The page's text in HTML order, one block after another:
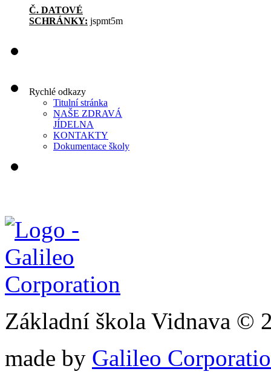
Č. DATOVÉ
SCHRÁNKY: jspmt5m
Rychlé odkazy
Titulní stránka
NAŠE ZDRAVÁ
JÍDELNA
KONTAKTY
Dokumentace školy
Základní škola Vidnava ©
made by Galileo